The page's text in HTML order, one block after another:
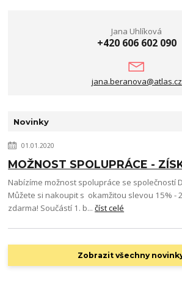
Jana Uhlíková
+420 606 602 090
jana.beranova@atlas.cz
Novinky
01.01.2020
MOŽNOST SPOLUPRÁCE -
Nabízíme možnost spolupráce se společností
Můžete si nakoupit s okamžitou slevou 15% -
zdarma! Součástí 1. b...číst celé
Zobrazit všechny